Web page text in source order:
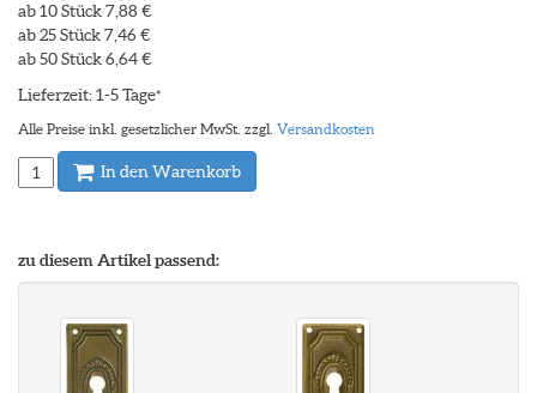
ab 10 Stück 7,88 €
ab 25 Stück 7,46 €
ab 50 Stück 6,64 €
Lieferzeit: 1-5 Tage*
Alle Preise inkl. gesetzlicher MwSt. zzgl. Versandkosten
In den Warenkorb
zu diesem Artikel passend: